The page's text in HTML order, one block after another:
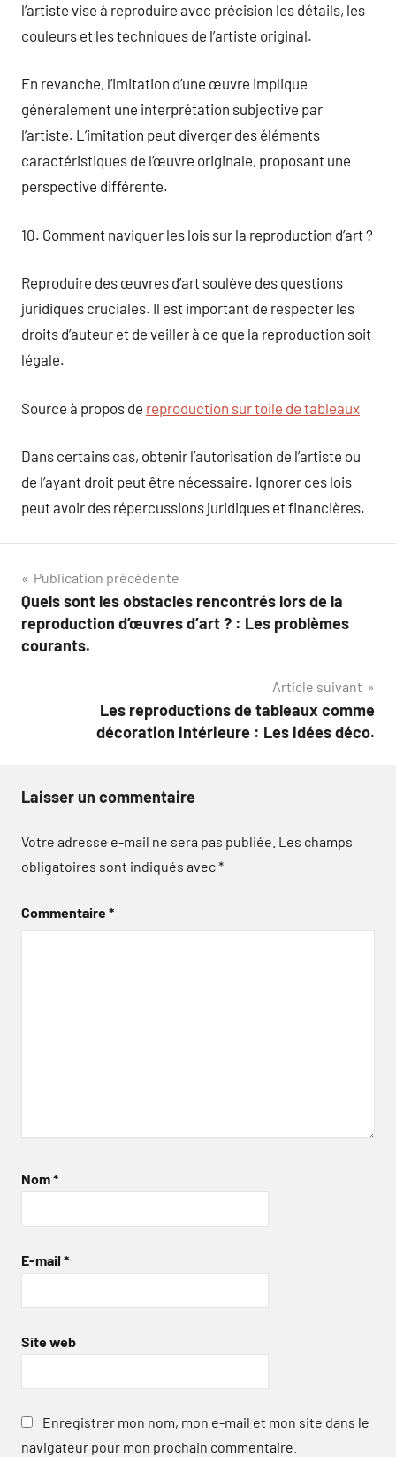
l’artiste vise à reproduire avec précision les détails, les
couleurs et les techniques de l’artiste original.
En revanche, l’imitation d’une œuvre implique
généralement une interprétation subjective par
l’artiste. L’imitation peut diverger des éléments
caractéristiques de l’œuvre originale, proposant une
perspective différente.
10. Comment naviguer les lois sur la reproduction d’art ?
Reproduire des œuvres d’art soulève des questions
juridiques cruciales. Il est important de respecter les
droits d’auteur et de veiller à ce que la reproduction soit
légale.
Source à propos de reproduction sur toile de tableaux
Dans certains cas, obtenir l’autorisation de l’artiste ou
de l’ayant droit peut être nécessaire. Ignorer ces lois
peut avoir des répercussions juridiques et financières.
Navigation
de
l’article
Publication précédente
Quels sont les obstacles rencontrés lors de la
reproduction d’œuvres d’art ? : Les problèmes
courants.
Article suivant
Les reproductions de tableaux comme
décoration intérieure : Les idées déco.
Laisser un commentaire
Votre adresse e-mail ne sera pas publiée. Les champs
obligatoires sont indiqués avec*
Commentaire*
Nom*
E-mail *
Site web
Enregistrer mon nom, mon e-mail et mon site dans le
navigateur pour mon prochain commentaire.